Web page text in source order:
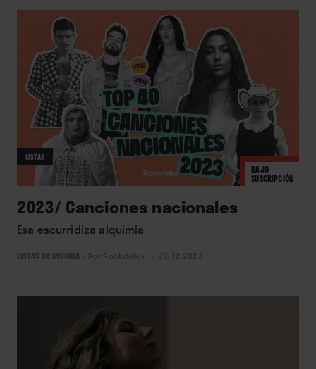
BAJO
SUSCRIPCIÓN
LISTAS
2023/ Canciones nacionales
Esa escurridiza alquimia
LISTAS DE MÚSICA Por Rockdelux → 20.12.2023